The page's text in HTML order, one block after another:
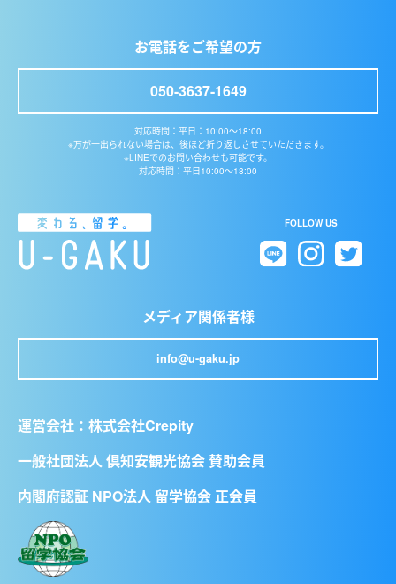
お電話をご希望の方
050-3637-1649
対応時間：平日：10:00〜18:00
※万が一出られない場合は、後ほど折り返しさせていただきます。
※LINEでのお問い合わせも可能です。
対応時間：平日10:00〜18:00
FOLLOW US
メディア関係者様
info@u-gaku.jp
運営会社： 株式会社Crepity
一般社団法人 倶知安観光協会 賛助会員
内閣府認証 NPO法人 留学協会 正会員